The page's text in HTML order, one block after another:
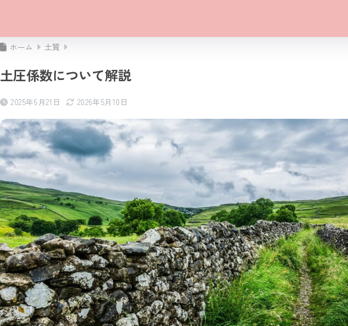
ホーム 土質
土圧係数について解説
2025年6月21日 2026年5月10日